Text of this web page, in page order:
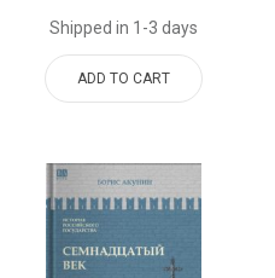
Shipped in 1-3 days
ADD TO CART